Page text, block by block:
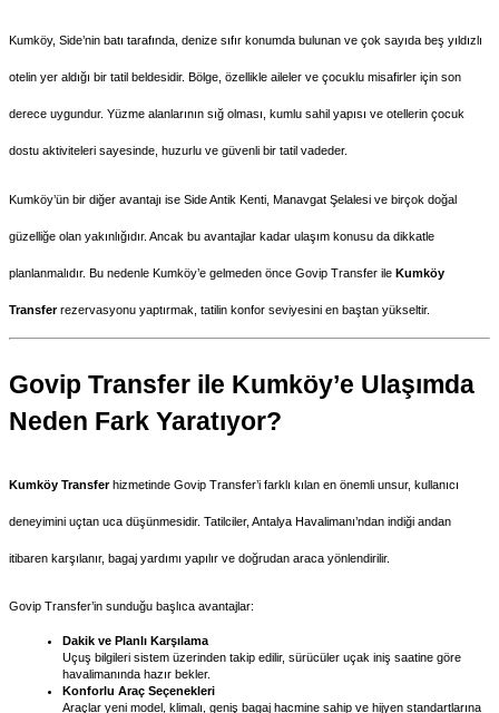
Kumköy, Side’nin batı tarafında, denize sıfır konumda bulunan ve çok sayıda beş yıldızlı
otelin yer aldığı bir tatil beldesidir. Bölge, özellikle aileler ve çocuklu misafirler için son
derece uygundur. Yüzme alanlarının sığ olması, kumlu sahil yapısı ve otellerin çocuk
dostu aktiviteleri sayesinde, huzurlu ve güvenli bir tatil vadeder.
Kumköy’ün bir diğer avantajı ise Side Antik Kenti, Manavgat Şelalesi ve birçok doğal
güzelliğe olan yakınlığıdır. Ancak bu avantajlar kadar ulaşım konusu da dikkatle
planlanmalıdır. Bu nedenle Kumköy’e gelmeden önce Govip Transfer ile Kumköy
Transfer rezervasyonu yaptırmak, tatilin konfor seviyesini en baştan yükseltir.
Govip Transfer ile Kumköy’e Ulaşımda
Neden Fark Yaratıyor?
Kumköy Transfer hizmetinde Govip Transfer’i farklı kılan en önemli unsur, kullanıcı
deneyimini uçtan uca düşünmesidir. Tatilciler, Antalya Havalimanı’ndan indiği andan
itibaren karşılanır, bagaj yardımı yapılır ve doğrudan araca yönlendirilir.
Govip Transfer’in sunduğu başlıca avantajlar:
Dakik ve Planlı Karşılama
Uçuş bilgileri sistem üzerinden takip edilir, sürücüler uçak iniş saatine göre
havalimanında hazır bekler.
Konforlu Araç Seçenekleri
Araçlar yeni model, klimalı, geniş bagaj hacmine sahip ve hijyen standartlarına